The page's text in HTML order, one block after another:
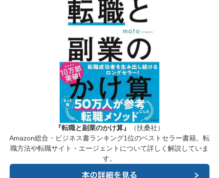
『転職と副業のかけ算』
（扶桑社）
Amazon総合・ビジネス書ランキング1位のベストセラー書籍。転
職方法や転職サイト・エージェントについて詳しく解説していま
す。